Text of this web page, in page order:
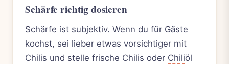
Schärfe richtig dosieren
Schärfe ist subjektiv. Wenn du für Gäste
kochst, sei lieber etwas vorsichtiger mit
Chilis und stelle frische Chilis oder Chiliöl